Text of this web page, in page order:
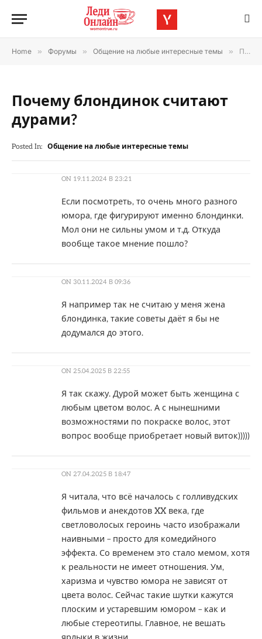
Home » Форумы » Общение на любые интересные темы » Почему блондинок считают дурами?
Почему блондинок считают
дурами?
Posted In: Общение на любые интересные темы
ON 19.11.2024 В 23:21
Если посмотреть, то очень много разного
юмора, где фигурируют именно блондинки.
Мол они не сильны умом и т.д. Откуда
вообще такое мнение пошло?
ON 30.11.2024 В 09:36
Я например так не считаю у меня жена
блондинка, такие советы даёт я бы не
додумался до этого.
ON 25.04.2025 В 22:55
Я так скажу. Дурой может быть женщина с
любым цветом волос. А с нынешними
возможностями по покраске волос, этот
вопрос вообще приобретает новый виток)))))
ON 27.04.2025 В 18:47
Я читала, что всё началось с голливудских
фильмов и анекдотов XX века, где
светловолосых героинь часто изображали
наивными – просто для комедийного
эффекта. Со временем это стало мемом, хотя
к реальности не имеет отношения. Ум,
харизма и чувство юмора не зависят от
цвета волос. Сейчас такие шутки кажутся
плоским и устаревшим юмором – как и
любые стереотипы. Главное, не вешать